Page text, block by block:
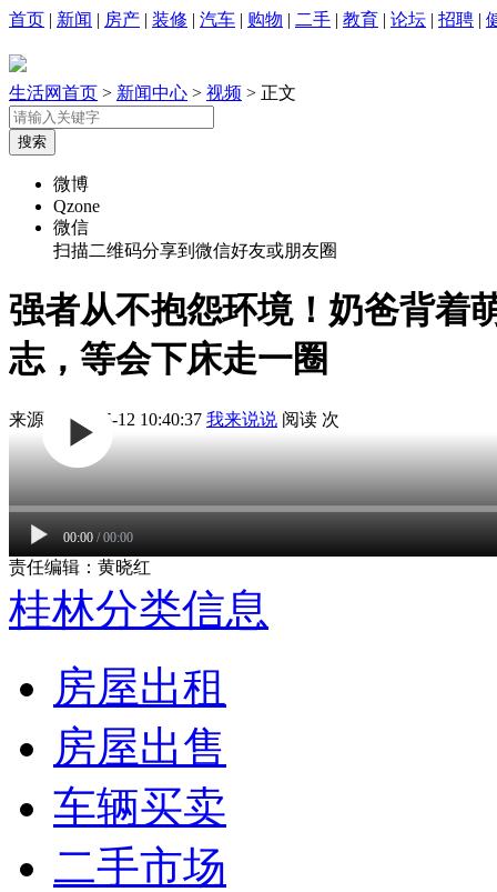
首页 | 新闻 | 房产 | 装修 | 汽车 | 购物 | 二手 | 教育 | 论坛 | 招聘 |
生活网首页 > 新闻中心 > 视频 > 正文
微博
Qzone
微信
扫描二维码分享到微信好友或朋友圈
强者从不抱怨环境！奶爸背着
志，等会下床走一圈
来源: 2026-05-12 10:40:37 我来说说 阅读 次
00:00 / 00:00
责任编辑：黄晓红
桂林分类信息
房屋出租
房屋出售
车辆买卖
二手市场